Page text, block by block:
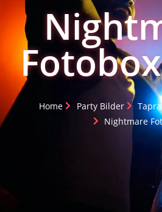
Home Party Bilder
Nightmare